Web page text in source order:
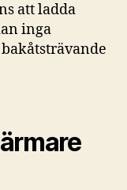
att ladda
inga